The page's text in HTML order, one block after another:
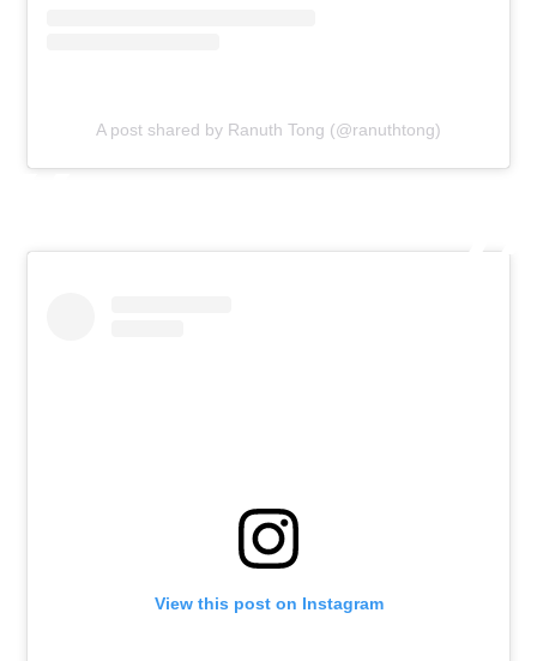
A post shared by Ranuth Tong (@ranuthtong)
View this post on Instagram